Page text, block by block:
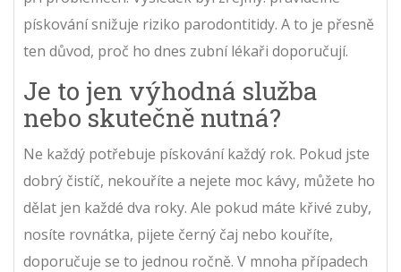
pískování snižuje riziko parodontitidy. A to je přesně
ten důvod, proč ho dnes zubní lékaři doporučují.
Je to jen výhodná služba
nebo skutečně nutná?
Ne každý potřebuje pískování každý rok. Pokud jste
dobrý čistíč, nekouříte a nejete moc kávy, můžete ho
dělat jen každé dva roky. Ale pokud máte křivé zuby,
nosíte rovnátka, pijete černý čaj nebo kouříte,
doporučuje se to jednou ročně. V mnoha případech